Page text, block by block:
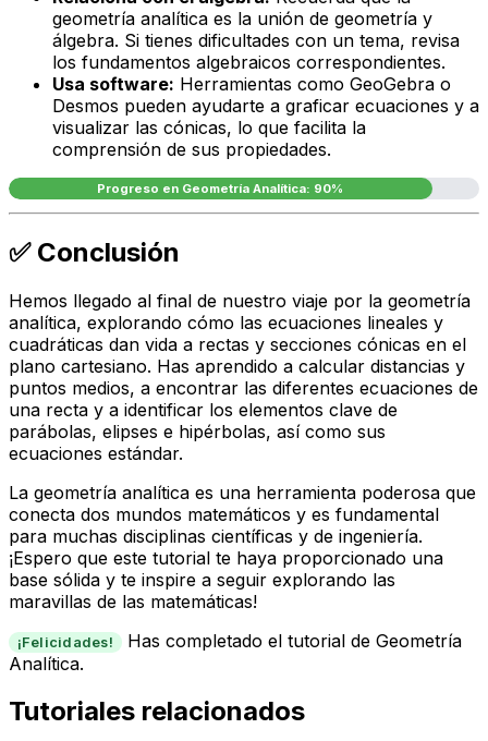
geometría analítica es la unión de geometría y
álgebra. Si tienes dificultades con un tema, revisa
los fundamentos algebraicos correspondientes.
Usa software: Herramientas como GeoGebra o
Desmos pueden ayudarte a graficar ecuaciones y a
visualizar las cónicas, lo que facilita la
comprensión de sus propiedades.
Progreso en Geometría Analítica: 90%
✅ Conclusión
Hemos llegado al final de nuestro viaje por la geometría
analítica, explorando cómo las ecuaciones lineales y
cuadráticas dan vida a rectas y secciones cónicas en el
plano cartesiano. Has aprendido a calcular distancias y
puntos medios, a encontrar las diferentes ecuaciones de
una recta y a identificar los elementos clave de
parábolas, elipses e hipérbolas, así como sus
ecuaciones estándar.
La geometría analítica es una herramienta poderosa que
conecta dos mundos matemáticos y es fundamental
para muchas disciplinas científicas y de ingeniería.
¡Espero que este tutorial te haya proporcionado una
base sólida y te inspire a seguir explorando las
maravillas de las matemáticas!
¡Felicidades! Has completado el tutorial de Geometría
Analítica.
Tutoriales relacionados